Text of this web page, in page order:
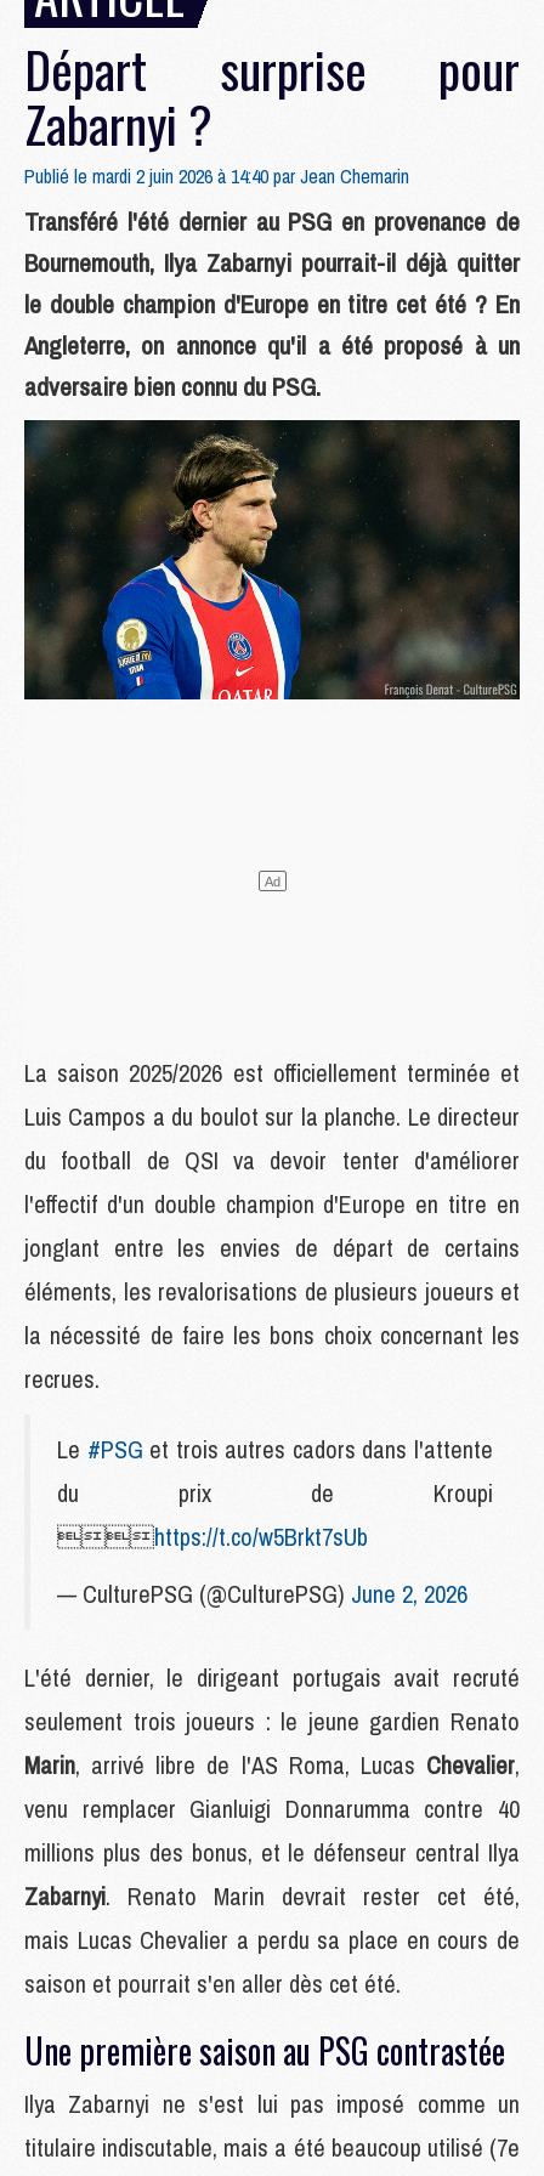
Départ surprise pour
Zabarnyi ?
Publié le mardi 2 juin 2026 à 14:40 parJean Chemarin
Transféré l'été dernier au PSG en provenance de
Bournemouth, Ilya Zabarnyi pourrait-il déjà quitter
le double champion d'Europe en titre cet été ? En
Angleterre, on annonce qu'il a été proposé à un
adversaire bien connu du PSG.
La saison 2025/2026 est officiellement terminée et
Luis Campos a du boulot sur la planche. Le directeur
du football de QSI va devoir tenter d'améliorer
l'effectif d'un double champion d'Europe en titre en
jonglant entre les envies de départ de certains
éléments, les revalorisations de plusieurs joueurs et
la nécessité de faire les bons choix concernant les
recrues.
Le #PSG et trois autres cadors dans l'attente
du prix de Kroupi
https://t.co/w5Brkt7sUb
— CulturePSG (@CulturePSG) June 2, 2026
L'été dernier, le dirigeant portugais avait recruté
seulement trois joueurs : le jeune gardien Renato
Marin, arrivé libre de l'AS Roma, Lucas Chevalier,
venu remplacer Gianluigi Donnarumma contre 40
millions plus des bonus, et le défenseur central Ilya
Zabarnyi. Renato Marin devrait rester cet été,
mais Lucas Chevalier a perdu sa place en cours de
saison et pourrait s'en aller dès cet été.
Une première saison au PSG contrastée
Ilya Zabarnyi ne s'est lui pas imposé comme un
titulaire indiscutable, mais a été beaucoup utilisé (7e